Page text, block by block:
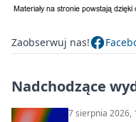
Zaobserwuj nas!
Nadchodzące
7 sierpnia 2026,